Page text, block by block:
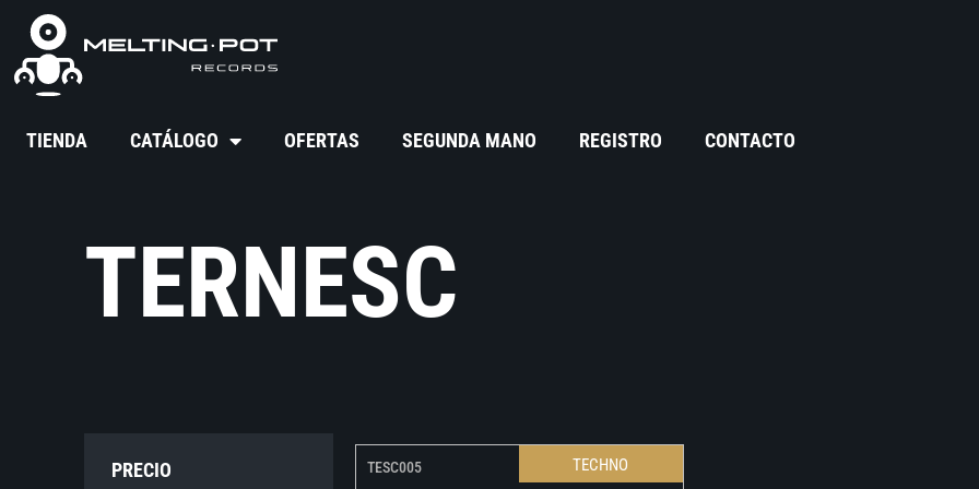
TIENDA CATÁLOGO OFERTAS SEGUNDA MANO REGISTRO CONTACTO
TERNESC
PRECIO TESC005 TECHNO